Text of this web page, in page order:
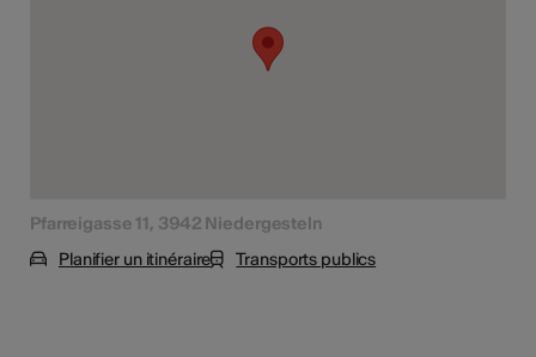
Pfarreigasse 11, 3942 Niedergesteln
Planifier un itinéraire
Transports publics